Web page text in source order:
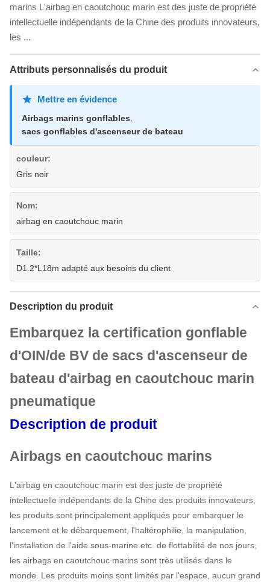
marins L'airbag en caoutchouc marin est des juste de propriété
intellectuelle indépendants de la Chine des produits innovateurs,
les ...
Attributs personnalisés du produit
Mettre en évidence
Airbags marins gonflables
sacs gonflables d'ascenseur de bateau
couleur:
Gris noir
Nom:
airbag en caoutchouc marin
Taille:
D1.2*L18m adapté aux besoins du client
Description du produit
Embarquez la certification gonflable
d'OIN/de BV de sacs d'ascenseur de
bateau d'airbag en caoutchouc marin
pneumatique
Description de produit
Airbags en caoutchouc marins
L'airbag en caoutchouc marin est des juste de propriété
intellectuelle indépendants de la Chine des produits innovateurs,
les produits sont principalement appliqués pour embarquer le
lancement et le débarquement, l'haltérophilie, la manipulation,
l'installation de l'aide sous-marine etc. de flottabilité de nos jours,
les airbags en caoutchouc marins sont très utilisés dans le
monde. Les produits moins sont limités par l'espace, aucun grand